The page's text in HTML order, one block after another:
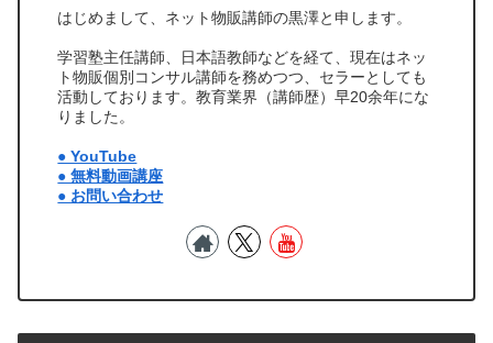
はじめまして、ネット物販講師の黒澤と申します。
学習塾主任講師、日本語教師などを経て、現在はネッ
ト物販個別コンサル講師を務めつつ、セラーとしても
活動しております。教育業界（講師歴）早20余年にな
りました。
● YouTube
● 無料動画講座
● お問い合わせ